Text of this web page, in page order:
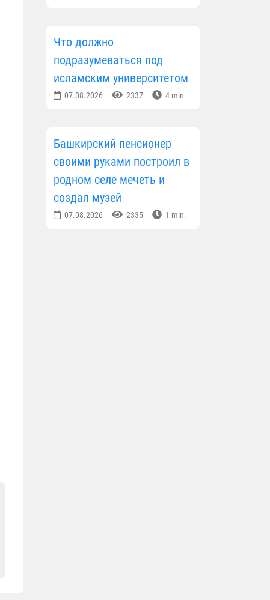
Что должно
подразумеваться под
исламским университетом
07.08.2026 2337 4 min.
Башкирский пенсионер
своими руками построил в
родном селе мечеть и
создал музей
07.08.2026 2335 1 min.